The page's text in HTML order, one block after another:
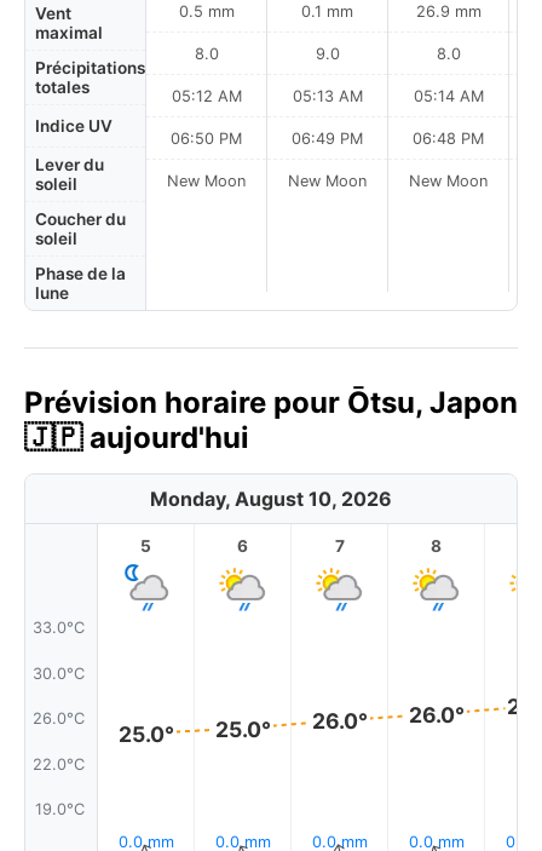
Vent
maximal
Précipitations
totales
Indice UV
Lever du
soleil
Coucher du
soleil
Phase de la
lune
0.5 mm
8.0
05:12 AM
06:50 PM
New Moon
0.1 mm
9.0
05:13 AM
06:49 PM
New Moon
26.9 mm
8.0
05:14 AM
06:48 PM
New Moon
Prévision horaire pour Ōtsu, Japon
🇯🇵 aujourd'hui
Monday, August 10, 2026
33.0°C
30.0°C
26.0°C
22.0°C
19.0°C
5
25.0°
0.0 mm
6
25.0°
0.0 mm
7
26.0°
0.0 mm
8
26.0°
0.0 mm 0.0